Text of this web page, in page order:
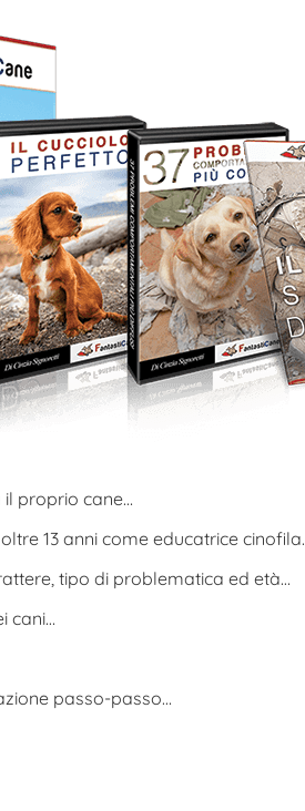
proprio cane…
13 anni come educatrice cinofila.
tipo di problematica ed età…
cani…
passo-passo…